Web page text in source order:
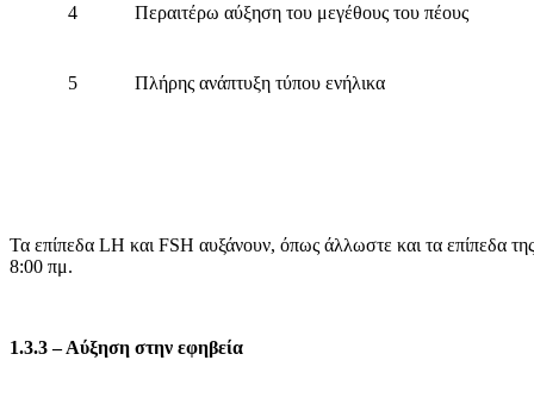
4 Περαιτέρω αύξηση του μεγέθους του πέους
5 Πλήρης ανάπτυξη τύπου ενήλικα
Τα επίπεδα LH και FSH αυξάνουν, όπως άλλωστε και τα επίπεδα
8:00 πμ.
1.3.3 – Αύξηση στην εφηβεία